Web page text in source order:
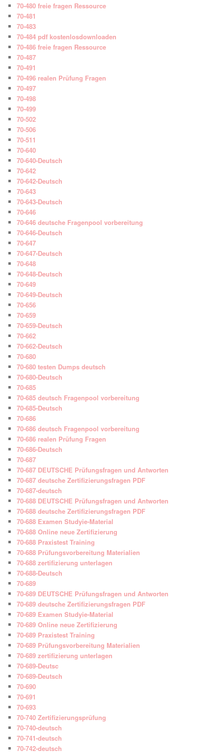
70-480 freie fragen Ressource
70-481
70-483
70-484 pdf kostenlosdownloaden
70-486 freie fragen Ressource
70-487
70-491
70-496 realen Prüfung Fragen
70-497
70-498
70-499
70-502
70-506
70-511
70-640
70-640-Deutsch
70-642
70-642-Deutsch
70-643
70-643-Deutsch
70-646
70-646 deutsche Fragenpool vorbereitung
70-646-Deutsch
70-647
70-647-Deutsch
70-648
70-648-Deutsch
70-649
70-649-Deutsch
70-656
70-659
70-659-Deutsch
70-662
70-662-Deutsch
70-680
70-680 testen Dumps deutsch
70-680-Deutsch
70-685
70-685 deutsch Fragenpool vorbereitung
70-685-Deutsch
70-686
70-686 deutsch Fragenpool vorbereitung
70-686 realen Prüfung Fragen
70-686-Deutsch
70-687
70-687 DEUTSCHE Prüfungsfragen und Antworten
70-687 deutsche Zertifizierungsfragen PDF
70-687-deutsch
70-688 DEUTSCHE Prüfungsfragen und Antworten
70-688 deutsche Zertifizierungsfragen PDF
70-688 Examen Studyie-Material
70-688 Online neue Zertifizierung
70-688 Praxistest Training
70-688 Prüfungsvorbereitung Materialien
70-688 zertifizierung unterlagen
70-688-Deutsch
70-689
70-689 DEUTSCHE Prüfungsfragen und Antworten
70-689 deutsche Zertifizierungsfragen PDF
70-689 Examen Studyie-Material
70-689 Online neue Zertifizierung
70-689 Praxistest Training
70-689 Prüfungsvorbereitung Materialien
70-689 zertifizierung unterlagen
70-689-Deutsc
70-689-Deutsch
70-690
70-691
70-693
70-740 Zertifizierungsprüfung
70-740-deutsch
70-741-deutsch
70-742-deutsch